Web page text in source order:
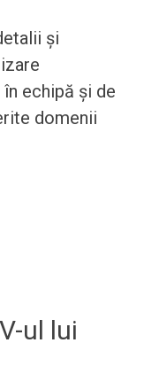
și
echipă și de
domenii
ul lui